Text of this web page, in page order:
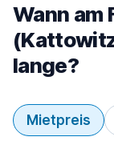
Wann am
lange?
Mietpreis